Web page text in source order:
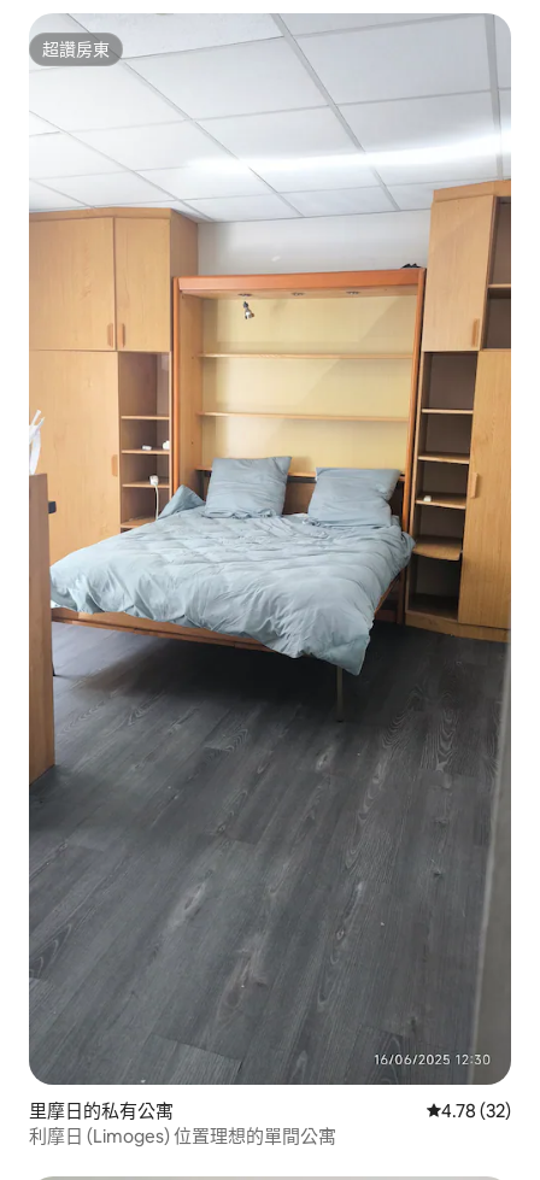
超讚房東
超讚房東
里摩日的私有公寓 從 32 則評價
4.78 (32)
利摩日 (Limoges) 位置理想的單間公寓